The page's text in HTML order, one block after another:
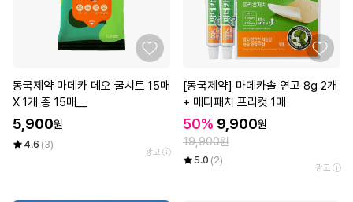
동국제약 마데카 데오 쿨시트 15매
X 1개 총 15매__
5,900원
4.6 (3)
광고
[동국제약] 마데카솔 연고 8g 2개
+ 메디패치 프리컷 1매
50% 9,900원
19,900원
5.0 (2)
광고